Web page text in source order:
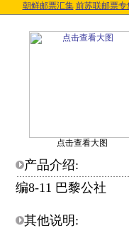
朝鲜邮票汇集 前苏联邮票专
点击查看大图
产品介绍:
编8-11 巴黎公社
其他说明: